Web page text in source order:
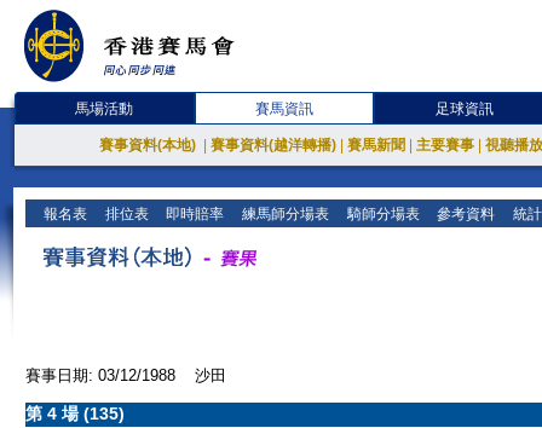
馬場活動 賽馬資訊 足球資訊
賽事資料(本地) 賽事資料(越洋轉播) 賽馬新聞 主要賽事 視聽播
報名表 排位表 即時賠率 練馬師分場表 騎師分場表 參考資料 統
賽事日期: 03/12/1988 沙田
第 4 場 (135)